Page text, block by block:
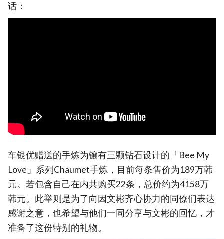
话：
车银优赠送的手炼为镶有三颗钻石设计的「Bee My
Love」系列Chaumet手炼，目前每条售价为189万韩
元。若包含自己在内共购买22条，总价约为4158万
韩元。此举则是为了向因文彬齐心协力的同僚们表达
感谢之意，也希望与他们一同分享与文彬的回忆，才
准备了这份特别的礼物。